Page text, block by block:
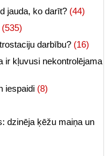
jauda, ko darīt? (44)
(535)
darbību? (16)
ir kļuvusi nekontrolējama
iespaidi (8)
dzinēja ķēžu maiņa un